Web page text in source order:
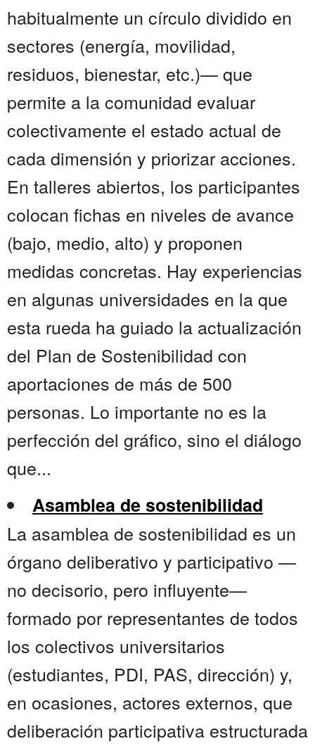
habitualmente un círculo dividido en
sectores (energía, movilidad,
residuos, bienestar, etc.)— que
permite a la comunidad evaluar
colectivamente el estado actual de
cada dimensión y priorizar acciones.
En talleres abiertos, los participantes
colocan fichas en niveles de avance
(bajo, medio, alto) y proponen
medidas concretas. Hay experiencias
en algunas universidades en la que
esta rueda ha guiado la actualización
del Plan de Sostenibilidad con
aportaciones de más de 500
personas. Lo importante no es la
perfección del gráfico, sino el diálogo
que...
Asamblea de sostenibilidad
La asamblea de sostenibilidad es un
órgano deliberativo y participativo —
no decisorio, pero influyente—
formado por representantes de todos
los colectivos universitarios
(estudiantes, PDI, PAS, dirección) y,
en ocasiones, actores externos, que
deliberación participativa estructurada